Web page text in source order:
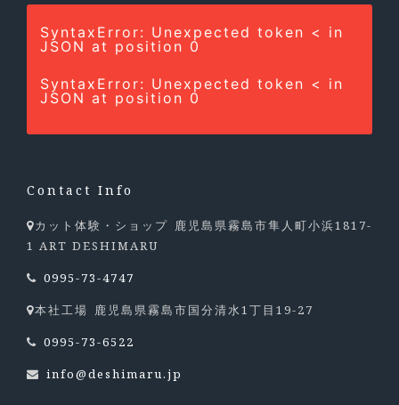
SyntaxError: Unexpected token < in
JSON at position 0
SyntaxError: Unexpected token < in
JSON at position 0
Contact Info
カット体験・ショップ
鹿児島県霧島市隼人町小浜1817-
1 ART DESHIMARU
0995-73-4747
本社工場
鹿児島県霧島市国分清水1丁目19-27
0995-73-6522
info@deshimaru.jp